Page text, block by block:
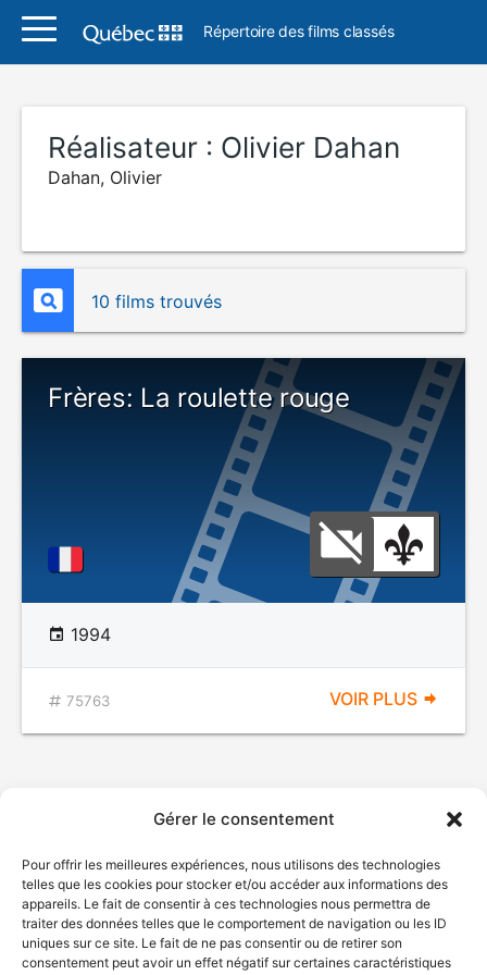
Gérer le consentement
Pour offrir les meilleures expériences, nous utilisons des technologies
telles que les cookies pour stocker et/ou accéder aux informations des
appareils. Le fait de consentir à ces technologies nous permettra de
traiter des données telles que le comportement de navigation ou les ID
uniques sur ce site. Le fait de ne pas consentir ou de retirer son
consentement peut avoir un effet négatif sur certaines caractéristiques
Répertoire des films classés
Réalisateur : Olivier Dahan
Dahan, Olivier
10 films trouvés
Frères: La roulette rouge
1994
75763 VOIR PLUS